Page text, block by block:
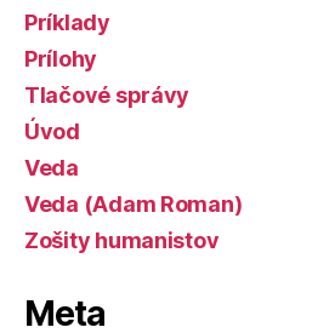
Príklady
Prílohy
Tlačové správy
Úvod
Veda
Veda (Adam Roman)
Zošity humanistov
Meta